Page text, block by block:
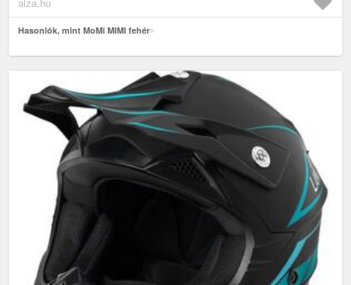
Hasonlók, mint MoMi MIMI fehér